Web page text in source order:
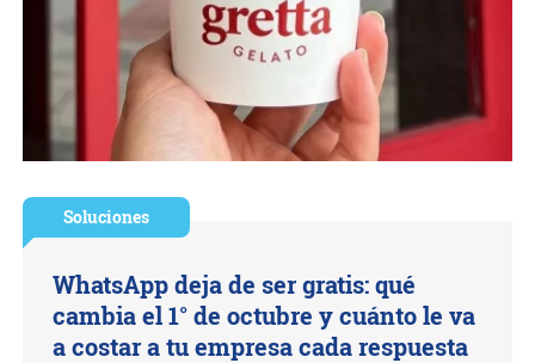
Soluciones
WhatsApp deja de ser gratis: qué
cambia el 1° de octubre y cuánto le va
a costar a tu empresa cada respuesta